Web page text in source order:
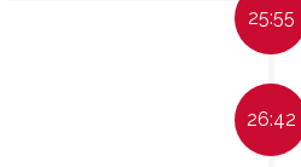
25:55
26:42